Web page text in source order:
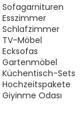
Sofagarnituren
Esszimmer
Schlafzimmer
TV-Möbel
Ecksofas
Gartenmöbel
Küchentisch-Sets
Hochzeitspakete
Giyinme Odası